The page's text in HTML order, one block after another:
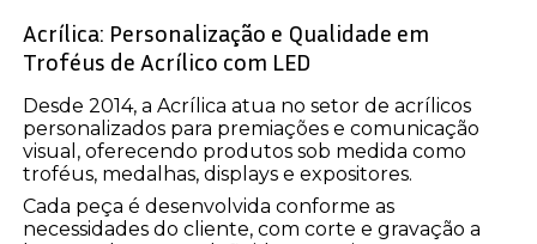
Acrílica: Personalização e Qualidade em
Troféus de Acrílico com LED
Desde 2014, a Acrílica atua no setor de acrílicos
personalizados para premiações e comunicação
visual, oferecendo produtos sob medida como
troféus, medalhas, displays e expositores.
Cada peça é desenvolvida conforme as
necessidades do cliente, com corte e gravação a